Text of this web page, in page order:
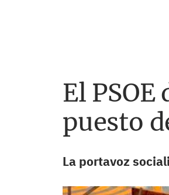
El
puesto
La portavoz